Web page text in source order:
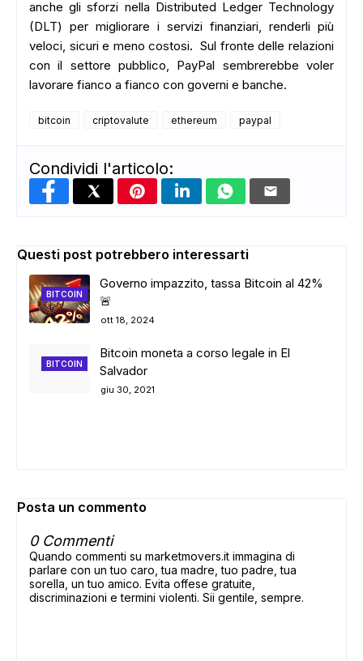
anche gli sforzi nella Distributed Ledger Technology
(DLT) per migliorare i servizi finanziari, renderli più
veloci, sicuri e meno costosi. Sul fronte delle relazioni
con il settore pubblico, PayPal sembrerebbe voler
lavorare fianco a fianco con governi e banche.
bitcoin criptovalute ethereum paypal
Condividi l'articolo:
Questi post potrebbero interessarti
BITCOIN
Governo impazzito, tassa Bitcoin al 42%
🚨
ott 18, 2024
BITCOIN
Bitcoin moneta a corso legale in El
Salvador
giu 30, 2021
Posta un commento
0 Commenti
Quando commenti su marketmovers.it immagina di
parlare con un tuo caro, tua madre, tuo padre, tua
sorella, un tuo amico. Evita offese gratuite,
discriminazioni e termini violenti. Sii gentile, sempre.